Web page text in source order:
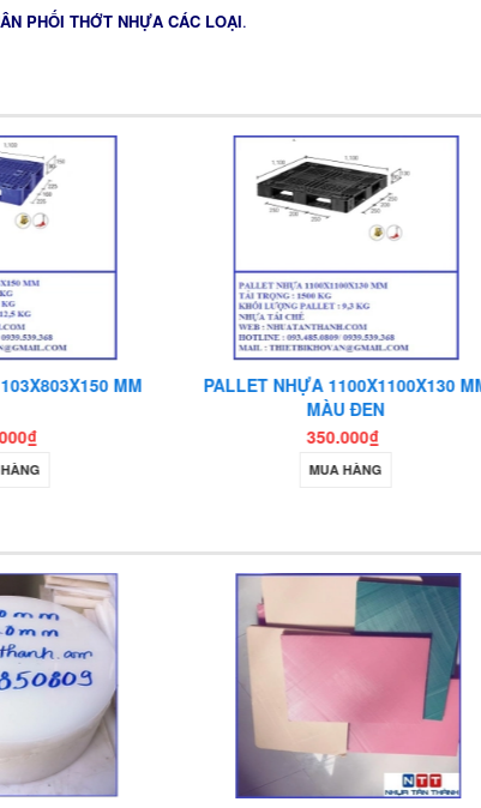
PHỐI THỚT NHỰA CÁC LOẠI.
MM
PALLET NHỰA 1100X1100X130 MM
MÀU ĐEN
350.000₫
MUA HÀNG